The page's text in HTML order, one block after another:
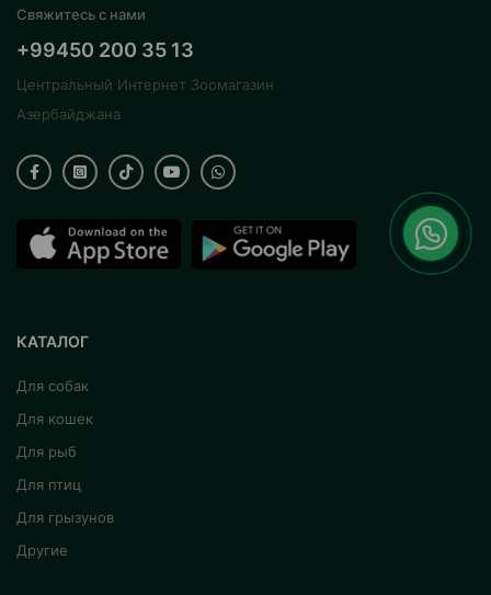
4 поддона
4 упаковки кристального наполнителя
4 мусорных пакета
Страна производства:Китай.
Свяжитесь с нами
+99450 200 35 13
Центральный Интернет Зоомагазин
Азербайджана
КАТАЛОГ
Для собак
Для кошек
Для рыб
Для птиц
Для грызунов
Другие